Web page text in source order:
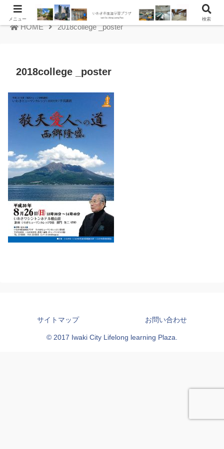
HOME 2018college _poster
2018college _poster
サイトマップ お問い合わせ
© 2017 Iwaki City Lifelong learning Plaza.
メニュー 検索